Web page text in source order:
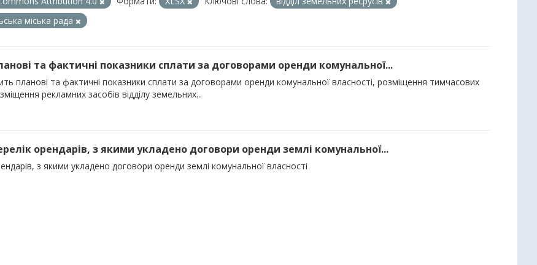
міська рада
та фактичні показники сплати за договорами оренди комунальної...
планові та фактичні показники сплати за договорами оренди комунальної власності, розміщення тимчасових
рекламних засобів відділу земельних...
орендарів, з якими укладено договори оренди землі комунальної...
з якими укладено договори оренди землі комунальної власності